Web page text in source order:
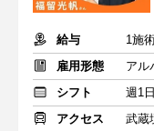
給与
1施
雇用形態
アル
シフト
週1
アクセス
武蔵